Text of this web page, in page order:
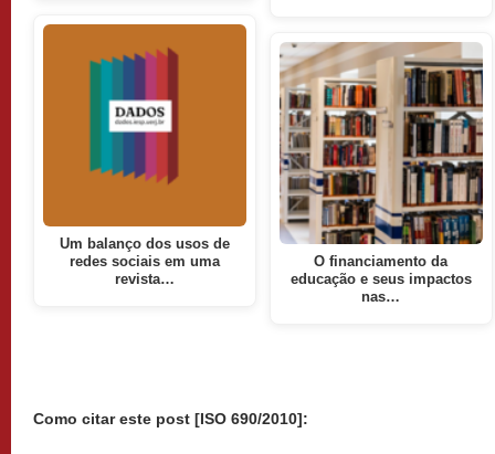
Um balanço dos usos de
redes sociais em uma
revista…
O financiamento da
educação e seus impactos
nas…
Como citar este post [ISO 690/2010]: